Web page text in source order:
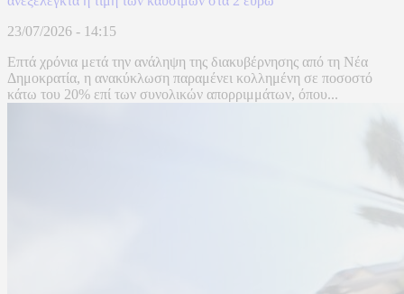
23/07/2026 - 14:15
Επτά χρόνια μετά την ανάληψη της διακυβέρνησης από τη Νέα
Δημοκρατία, η ανακύκλωση παραμένει κολλημένη σε ποσοστό
κάτω του 20% επί των συνολικών απορριμμάτων, όπου...